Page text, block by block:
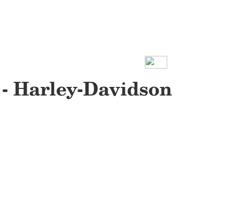
Harley-Davidson